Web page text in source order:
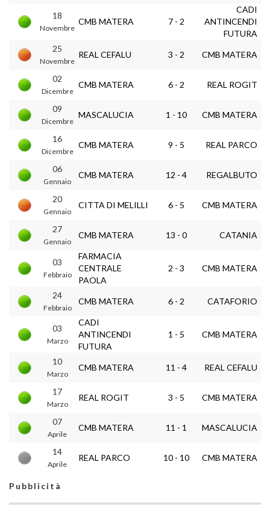
18
Novembre
CMB MATERA 7 - 2
CADI
ANTINCENDI
FUTURA
25
Novembre
REAL CEFALU 3 - 2 CMB MATERA
02
Dicembre
CMB MATERA 6 - 2 REAL ROGIT
09
Dicembre
MASCALUCIA 1 - 10 CMB MATERA
16
Dicembre
CMB MATERA 9 - 5 REAL PARCO
06
Gennaio
CMB MATERA 12 - 4 REGALBUTO
20
Gennaio
CITTA DI MELILLI 6 - 5 CMB MATERA
27
Gennaio
CMB MATERA 13 - 0 CATANIA
03
Febbraio
FARMACIA
CENTRALE
PAOLA
2 - 3 CMB MATERA
24
Febbraio
CMB MATERA 6 - 2 CATAFORIO
03
Marzo
CADI
ANTINCENDI
FUTURA
1 - 5 CMB MATERA
10
Marzo
CMB MATERA 11 - 4 REAL CEFALU
17
Marzo
REAL ROGIT 3 - 5 CMB MATERA
07
Aprile
CMB MATERA 11 - 1 MASCALUCIA
14
Aprile
REAL PARCO 10 - 10 CMB MATERA
Pubblicità